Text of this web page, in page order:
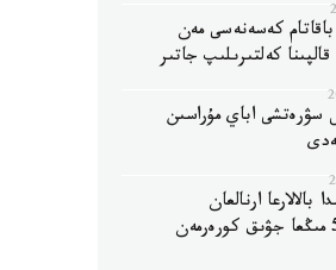
كەسەنەسى مەن
كەلتىرىلىپ جاتىر
150 جاس سۋرەتشى اباي مۇراسىن
بالالارعا ارنالعان
قويىلىمداردى 560 مىڭعا جۋىق كورەرمەن